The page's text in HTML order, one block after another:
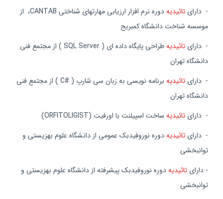
- دارای تائیدیه
دوره نرم افزار ارزیابی مهارتهای شناختی CANTAB، از
موسسه شناخت دانشگاه کمبریج
- دارای تائیدیه
طراحی پایگاه داده ای ( SQL Server ) از مجتمع فنی
دانشگاه تهران
- دارای تائیدیه
برنامه نویسی به زبان سی شارپ ( #C ) از مجتمع فنی
دانشگاه تهران
- دارای تائیدیه ساخت اسپیلنت با اورفیت (ORFITOLIGIST)
- دارای تائیدیهدوره نوروفیدبک عمومی از دانشگاه علوم بهزیستی و
توانبخشی
- دارای تائیدیهدوره نوروفیدبک پیشرفته از دانشگاه علوم بهزیستی و
توانبخشی